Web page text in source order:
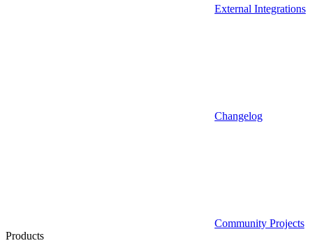
External Integrations
Changelog
Community Projects
Products